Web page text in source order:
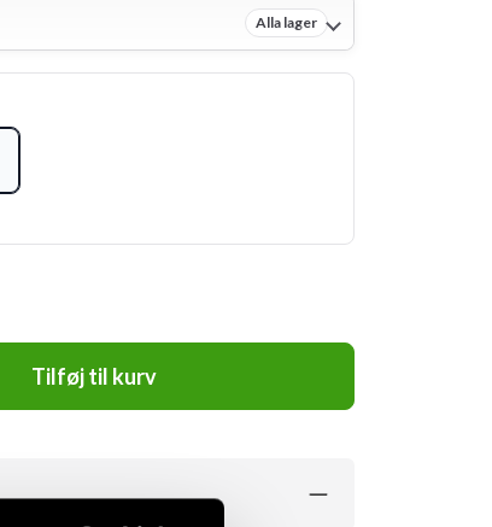
Alla lager
Tilføj til kurv